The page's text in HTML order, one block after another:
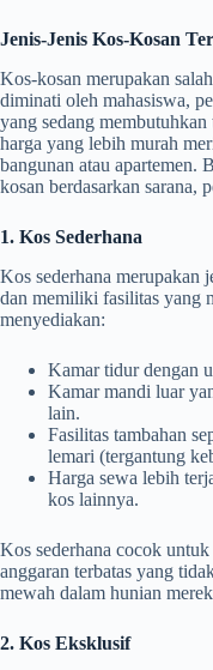
Jenis-Jenis Kos-Kosan
Kos-kosan merupakan
diminati oleh mahasiswa,
yang sedang
harga yang lebih murah
bangunan atau apartemen.
kosan berdasarkan sarana,
1. Kos Sederhana
Kos sederhana merupakan
dan memiliki fasilitas yang
menyediakan:
Kamar tidur dengan
Kamar mandi luar
lain.
Fasilitas tambahan
lemari (tergantung
Harga sewa lebih
kos lainnya.
Kos sederhana cocok
anggaran terbatas yang
mewah dalam hunian
2. Kos Eksklusif